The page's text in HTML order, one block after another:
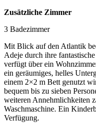
Zusätzliche Zimmer
3 Badezimmer
Mit Blick auf den Atlantik
Adeje durch ihre
verfügt über ein
ein geräumiges, helles
einem 2×2 m Bett genutzt
bequem bis zu sieben
weiteren Annehmlichkeiten
Waschmaschine. Ein
Verfügung.